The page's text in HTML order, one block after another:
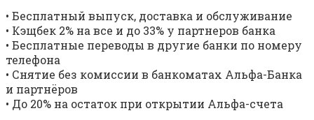
• Бесплатный выпуск, доставка и обслуживание
• Кэщбек 2% на все и до 33% у партнеров банка
• Бесплатные переводы в другие банки по номеру
телефона
• Снятие без комиссии в банкоматах Альфа-Банка
и партнёров
• До 20% на остаток при открытии Альфа-счета